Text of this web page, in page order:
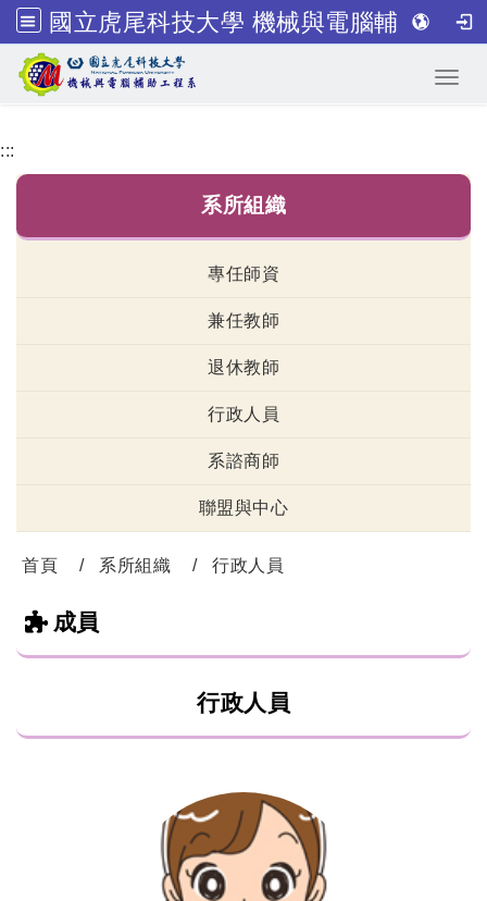
國立虎尾科技大學 機械與電腦輔助工程系
跳到主要內容
:::
系所組織
專任師資
兼任教師
退休教師
行政人員
系諮商師
聯盟與中心
首頁 系所組織 行政人員
成員
行政人員